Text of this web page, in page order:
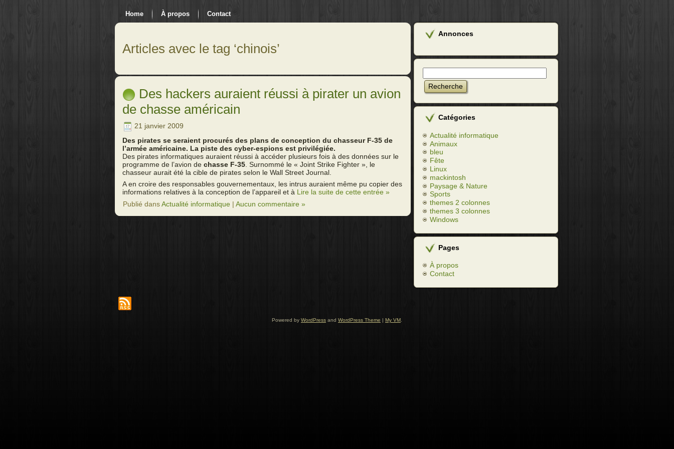
Home À propos Contact
Articles avec le tag ‘chinois’
Des hackers auraient réussi à pirater un avion
de chasse américain
21 janvier 2009
Des pirates se seraient procurés des plans de conception du chasseur F-35 de
l’armée américaine. La piste des cyber-espions est privilégiée.
Des pirates informatiques auraient réussi à accéder plusieurs fois à des données sur le
programme de l’avion de chasse F-35 . Surnommé le « Joint Strike Fighter », le
chasseur aurait été la cible de pirates selon le Wall Street Journal.
A en croire des responsables gouvernementaux, les intrus auraient même pu copier des
informations relatives à la conception de l’appareil et à Lire la suite de cette entrée »
Publié dansActualité informatique | Aucun commentaire »
Annonces
Catégories
Actualité informatique
Animaux
bleu
Fête
Linux
mackintosh
Paysage & Nature
Sports
themes 2 colonnes
themes 3 colonnes
Windows
Pages
À propos
Contact
Powered by WordPress and WordPress Theme | My VM